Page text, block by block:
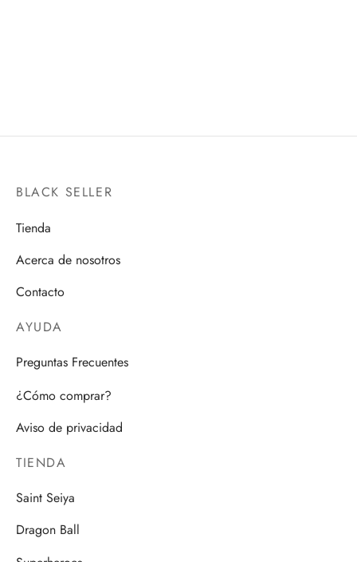
BLACK SELLER
Tienda
Acerca de nosotros
Contacto
AYUDA
Preguntas Frecuentes
¿Cómo comprar?
Aviso de privacidad
TIENDA
Saint Seiya
Dragon Ball